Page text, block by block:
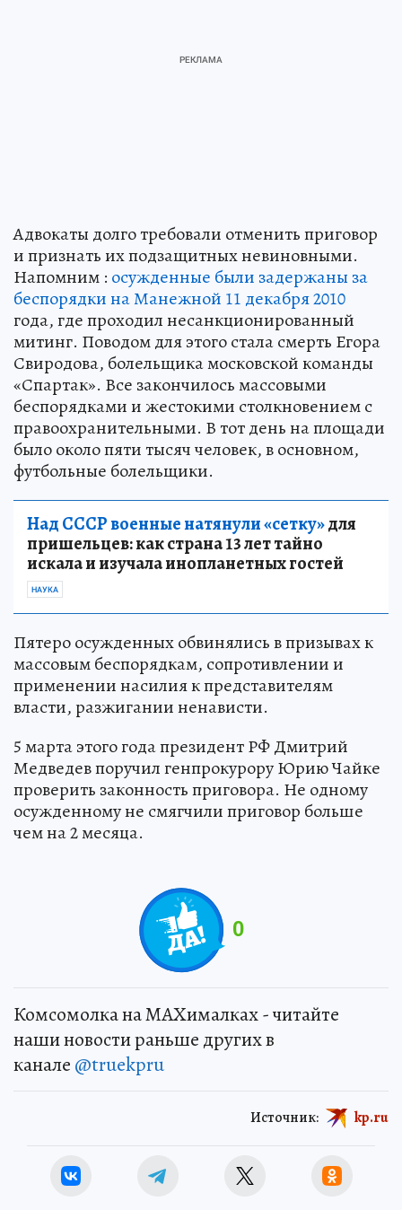
Адвокаты долго требовали отменить приговор
и признать их подзащитных невиновными.
Напомним : осужденные были задержаны за
беспорядки на Манежной 11 декабря 2010
года, где проходил несанкционированный
митинг. Поводом для этого стала смерть Егора
Свиродова, болельщика московской команды
«Спартак». Все закончилось массовыми
беспорядками и жестокими столкновением с
правоохранительными. В тот день на площади
было около пяти тысяч человек, в основном,
футбольные болельщики.
Над СССР военные натянули «сетку»для
пришельцев: как страна 13 лет тайно
искала и изучала инопланетных гостей
НАУКА
Пятеро осужденных обвинялись в призывах к
массовым беспорядкам, сопротивлении и
применении насилия к представителям
власти, разжигании ненависти.
5 марта этого года президент РФ Дмитрий
Медведев поручил генпрокурору Юрию Чайке
проверить законность приговора. Не одному
осужденному не смягчили приговор больше
чем на 2 месяца.
0
Комсомолка на MAXималках - читайте
наши новости раньше других в
канале @truekpru
Источник: kp.ru